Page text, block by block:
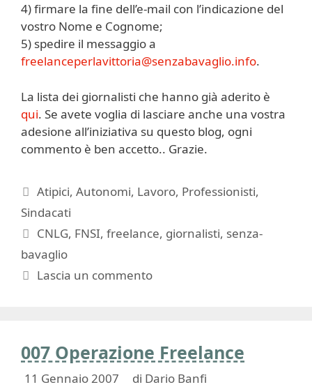
4) firmare la fine dell’e-mail con l’indicazione del
vostro Nome e Cognome;
5) spedire il messaggio a
freelanceperlavittoria@senzabavaglio.info.
La lista dei giornalisti che hanno già aderito è
qui. Se avete voglia di lasciare anche una vostra
adesione all’iniziativa su questo blog, ogni
commento è ben accetto.. Grazie.
Categorie
Atipici,Autonomi, Lavoro, Professionisti,
Sindacati
Tag
CNLG, FNSI,freelance, giornalisti, senza-
bavaglio
Lascia un commento
007 Operazione Freelance
11 Gennaio 2007 di Dario Banfi